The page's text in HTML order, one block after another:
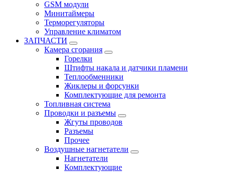
GSM модули
Минитаймеры
Терморегуляторы
Управление климатом
ЗАПЧАСТИ
Камера сгорания
Горелки
Штифты накала и датчики пламени
Теплообменники
Жиклеры и форсунки
Комплектующие для ремонта
Топливная система
Проводки и разъемы
Жгуты проводов
Разъемы
Прочее
Воздушные нагнетатели
Нагнетатели
Комплектующие